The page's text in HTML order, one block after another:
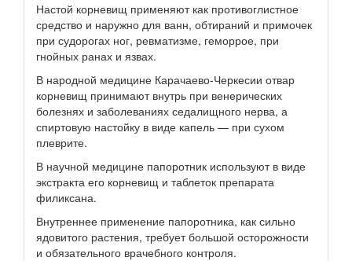
Настой корневищ применяют как противоглистное
средство и наружно для ванн, обтираний и примочек
при судорогах ног, ревматизме, геморрое, при
гнойных ранах и язвах.
В народной медицине Карачаево-Черкесии отвар
корневищ принимают внутрь при венерических
болезнях и заболеваниях седалищного нерва, а
спиртовую настойку в виде капель — при сухом
плеврите.
В научной медицине папоротник используют в виде
экстракта его корневищ и таблеток препарата
филиксана.
Внутреннее применение папоротника, как сильно
ядовитого растения, требует большой осторожности
и обязательного врачебного контроля.